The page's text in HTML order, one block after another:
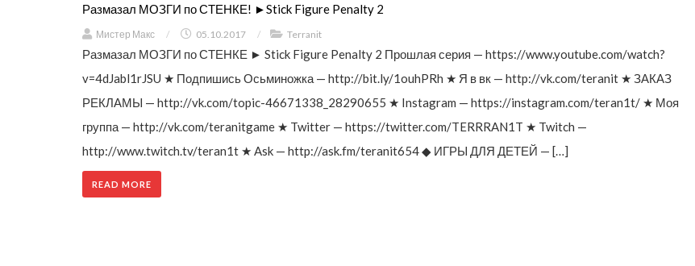
Размазал МОЗГИ по СТЕНКЕ! ►Stick Figure Penalty 2
Мистер Макс / 05.10.2017 / Terranit
Размазал МОЗГИ по СТЕНКЕ ► Stick Figure Penalty 2 Прошлая серия — https://www.youtube.com/watch?
v=4dJabl1rJSU ★ Подпишись Осьминожка — http://bit.ly/1ouhPRh ★ Я в вк — http://vk.com/teranit ★ ЗАКАЗ
РЕКЛАМЫ — http://vk.com/topic-46671338_28290655 ★ Instagram — https://instagram.com/teran1t/ ★ Моя
группа — http://vk.com/teranitgame ★ Twitter — https://twitter.com/TERRRAN1T ★ Twitch —
http://www.twitch.tv/teran1t ★ Ask — http://ask.fm/teranit654 ◆ ИГРЫ ДЛЯ ДЕТЕЙ — […]
READ MORE